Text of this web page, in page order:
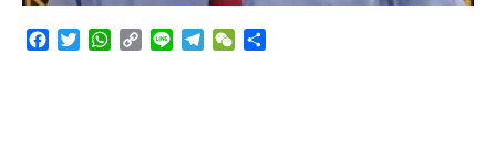
FacebookTwitterWhatsApp
Copy
Line TelegramWeChat